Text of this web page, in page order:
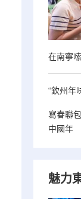
在南寧
“欽州年
寫春聯
中國年
魅力